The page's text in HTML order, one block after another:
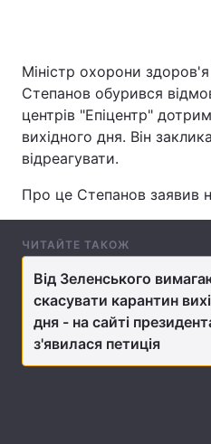
Спорт
Техно і зв'язок
Здоров'я
Цікавинки
Екологія
Лонгріди
Міністр охорони
Степанов обурився
центрів "Епіцентр"
вихідного дня. Він
відреагувати.
Про це Степанов заявив
ЧИТАЙТЕ ТАКОЖ
Від Зеленського
скасувати карантин
дня - на сайті
з'явилася петиція